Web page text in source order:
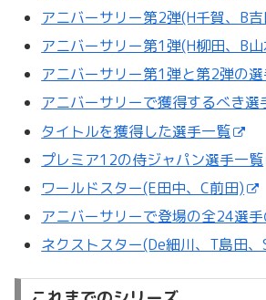
アニバーサリー第2弾(H千賀、B
アニバーサリー第1弾(H柳田、B
アニバーサリー第1弾と第2弾の
アニバーサリーで獲得するべき選
タイトルを獲得した選手一覧
プレミア12の侍ジャパン選手一覧
ワールドスター(E田中、C前田)
アニバーサリーで登場の全24選手
ネクストスター(De細川、T島田、